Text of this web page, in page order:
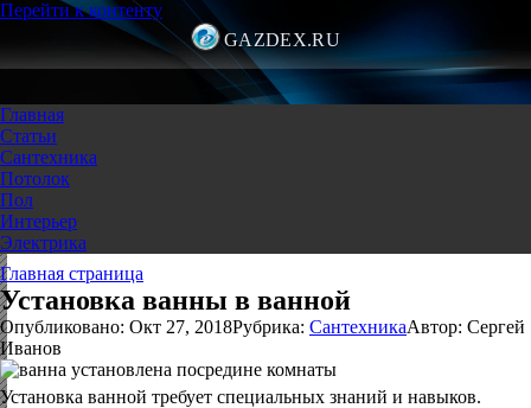
Перейти к контенту
GAZDEX.RU
Главная
Статьи
Сантехника
Потолок
Пол
Интерьер
Электрика
Главная страница
Установка ванны в ванной
Опубликовано: Окт 27, 2018Рубрика: СантехникаАвтор: Сергей
Иванов
Установка ванной требует специальных знаний и навыков.